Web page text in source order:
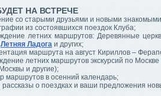
НА ВСТРЕЧЕ
со старыми друзьями и новыми
из состоявшихся поездок Клуба;
летних маршрутов: Деревянные
Летняя Ладога и других;
маршрута на август Кириллов –
летних маршрутов экскурсий по
и другие);
маршрутов в осенний календарь;
о поездках и ваши предложения